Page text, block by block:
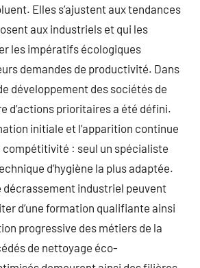
Elles s’ajustent aux tendances
aux industriels et qui les
les impératifs écologiques
demandes de productivité. Dans
développement des sociétés de
d’actions prioritaires a été défini.
initiale et l’apparition continue
compétitivité : seul un spécialiste
d’hygiène la plus adaptée.
décrassement industriel peuvent
d’une formation qualifiante ainsi
progressive des métiers de la
de nettoyage éco-